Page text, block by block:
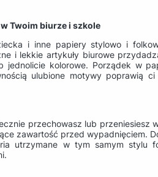
Twoim biurze i szkole
i inne papiery stylowo i
i lekkie artykuły biurowe
kolorowe. Porządek w
ulubione motywy poprawią
przechowasz lub przeniesiesz
zawartość przed wypadnięciem.
utrzymane w tym samym stylu